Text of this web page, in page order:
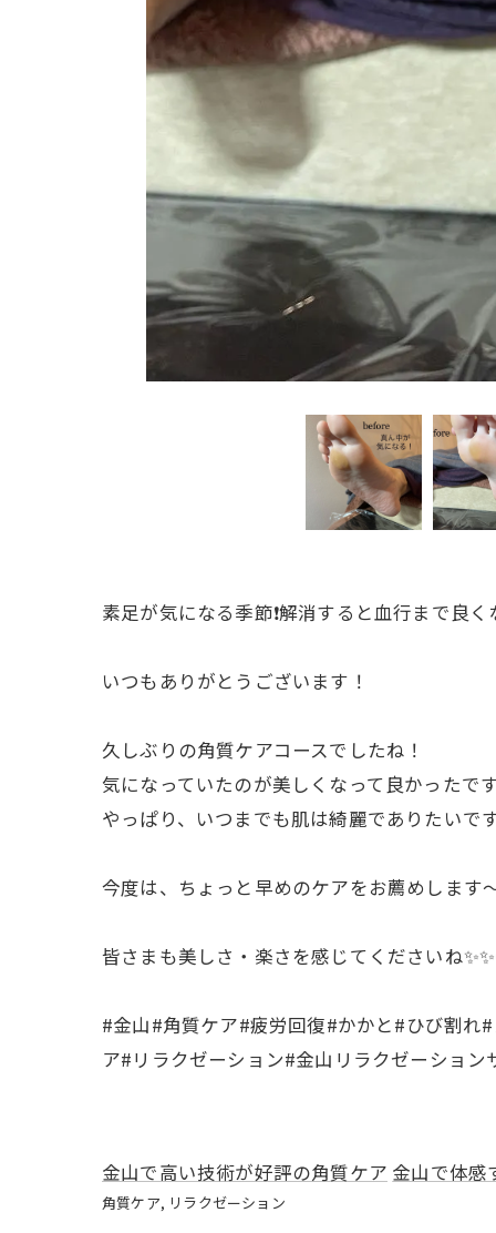
素足が気になる季節❗️解消すると血行まで良
いつもありがとうございます！
久しぶりの角質ケアコースでしたね！
気になっていたのが美しくなって良かったで
やっぱり、いつまでも肌は綺麗でありたいで
今度は、ちょっと早めのケアをお薦めします
皆さまも美しさ・楽さを感じてくださいね
#金山#角質ケア#疲労回復#かかと#ひび割れ
ア#リラクゼーション#金山リラクゼーショ
金山で高い技術が好評の角質ケア 金山で体感
角質ケア リラクゼーション